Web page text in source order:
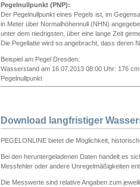
Pegelnullpunkt (PNP):
Der Pegelnullpunkt eines Pegels ist, im
in Meter über Normalhöhennull (NHN)
unter dem niedrigsten, über eine lange Zeit
Die Pegellatte wird so angebracht, dass deren
Beispiel am Pegel Dresden:
Wasserstand am 16.07.2013 08:00 Uhr: 176
Pegelnullpunkt
Download langfristiger
PEGELONLINE bietet die Möglichkeit,
Bei den heruntergeladenen Daten handelt es
Messfehler oder andere Unregelmäßigkeiten
Die Messwerte sind relative Angaben zum